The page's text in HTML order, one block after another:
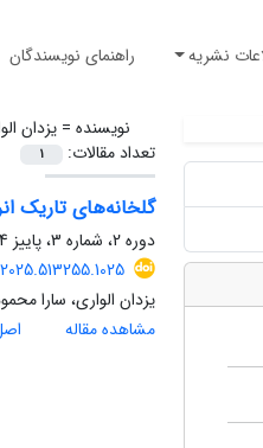
نشریه راهنمای نویسندگان
نویسنده =یزدان
تعداد مقالات:
1
گلخانه‌های تاریک
دوره 2، شماره 3، پاییز 1404، صفحه
یزدان الواری، سارا
مشاهده مقاله